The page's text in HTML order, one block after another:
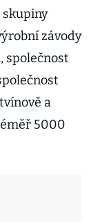
skupiny
závody
společnost
a
5000